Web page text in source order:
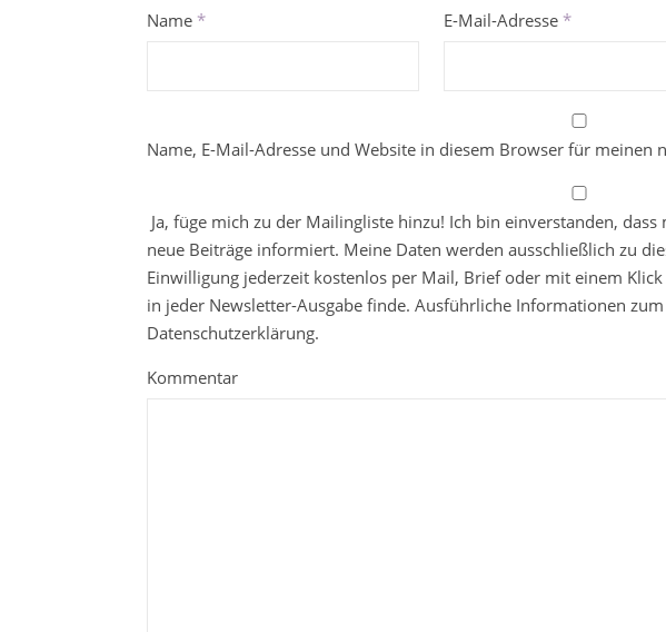
Name * E-Mail-Adresse *
Name, E-Mail-Adresse und Website in diesem Browser für meinen
Ja, füge mich zu der Mailingliste hinzu! Ich bin einverstanden,
neue Beiträge informiert. Meine Daten werden ausschließlich zu
Einwilligung jederzeit kostenlos per Mail, Brief oder mit einem
in jeder Newsletter-Ausgabe finde. Ausführliche Informationen
Datenschutzerklärung.
Kommentar